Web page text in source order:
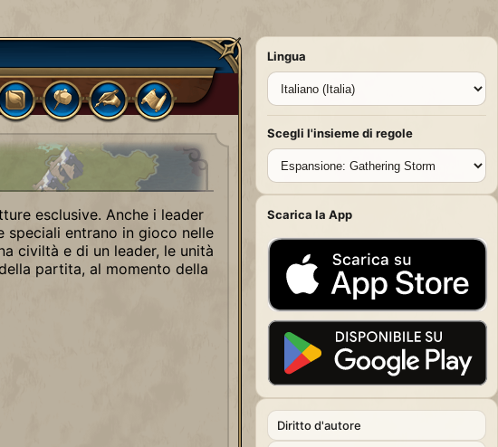
esclusive. Anche i leader
speciali entrano in gioco nelle
civiltà e di un leader, le unità
partita, al momento della
Lingua
Scegli l'insieme di regole
Scarica la App
Diritto d'autore